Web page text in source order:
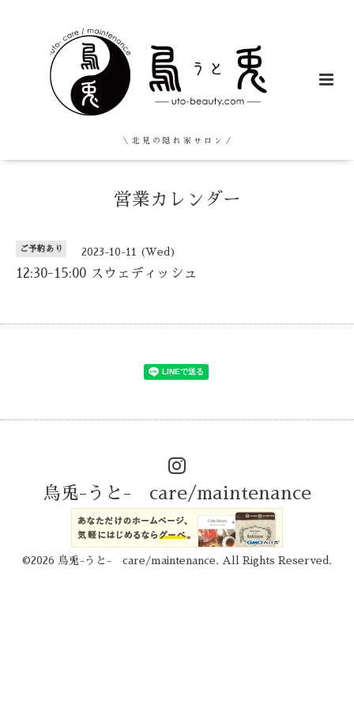
＼ 北 見 の 隠 れ 家 サ ロ ン ／
営業カレンダー
ご予約あり 2023-10-11 (Wed)
12:30-15:00 スウェディッシュ
烏兎-うと- care/maintenance
©2026 烏兎-うと- care/maintenance . All Rights Reserved.